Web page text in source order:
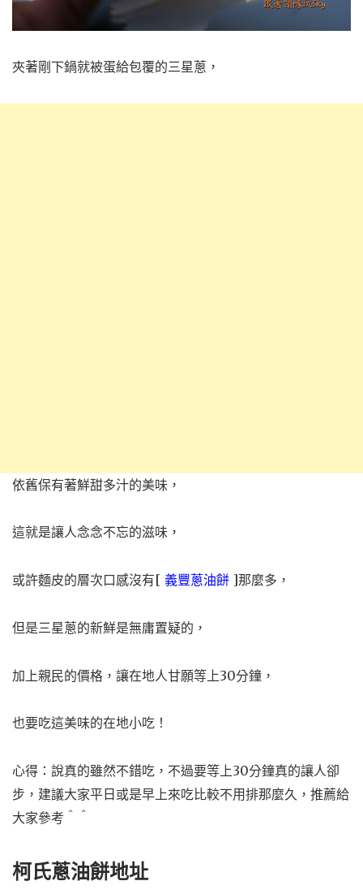
夾著剛下鍋就被蛋給包覆的三星蔥，
依舊保有著鮮甜多汁的美味，
這就是讓人念念不忘的滋味，
或許麵皮的層次口感沒有[ 義豐蔥油餅 ]那麼多，
但是三星蔥的新鮮是無庸置疑的，
加上親民的價格，讓在地人甘願等上30分鐘，
也要吃這美味的在地小吃！
心得：說真的雖然不錯吃，不過要等上30分鐘真的讓人卻
步，建議大家平日或是早上來吃比較不用排那麼久，推薦給
大家參考＾＾
柯氏蔥油餅地址